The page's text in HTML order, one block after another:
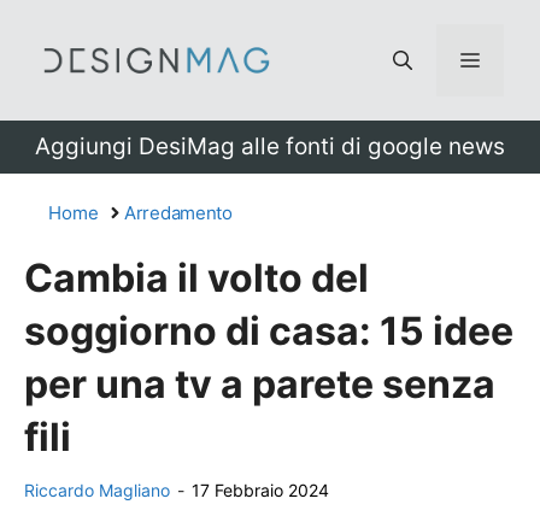
Menu
Aggiungi DesiMag alle fonti di google news
Home Arredamento
Cambia il volto del
soggiorno di casa: 15 idee
per una tv a parete senza
fili
Riccardo Magliano - 17 Febbraio 2024